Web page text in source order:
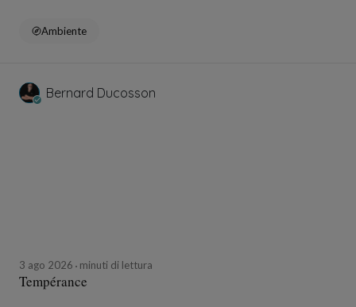
Ambiente
Bernard Ducosson
3 ago 2026 minuti di lettura
Tempérance